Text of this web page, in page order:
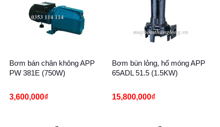
Bơm bán chân không APP
PW 381E (750W)
3,600,000₫
Bơm bùn lỏng, hố móng APP
65ADL 51.5 (1.5KW)
15,800,000₫